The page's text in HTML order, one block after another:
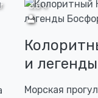
3,5 ч
и
Морская